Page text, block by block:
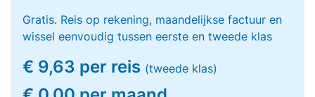
Gratis. Reis op rekening, maandelijkse factuur en
wissel eenvoudig tussen eerste en tweede klas
€ 9,63 per reis (tweede klas)